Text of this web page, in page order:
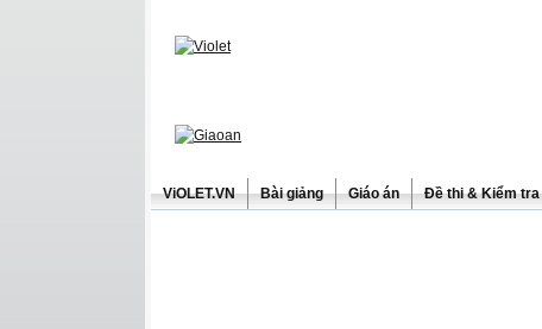
ViOLET.VN Bài giảng Giáo án Đề thi & Kiểm tra